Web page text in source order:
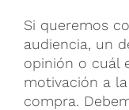
Si queremos
audiencia, un
opinión o cuál
motivación a
compra.